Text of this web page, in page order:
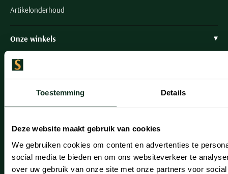
Toestemming Details
Deze website maakt gebruik van cookies
We gebruiken cookies om content en advertenties te
social media te bieden en om ons websiteverkeer te
over uw gebruik van onze site met onze partners voor
Artikelonderhoud
Onze winkels
Onze winkels
Lisse
Noordwijk